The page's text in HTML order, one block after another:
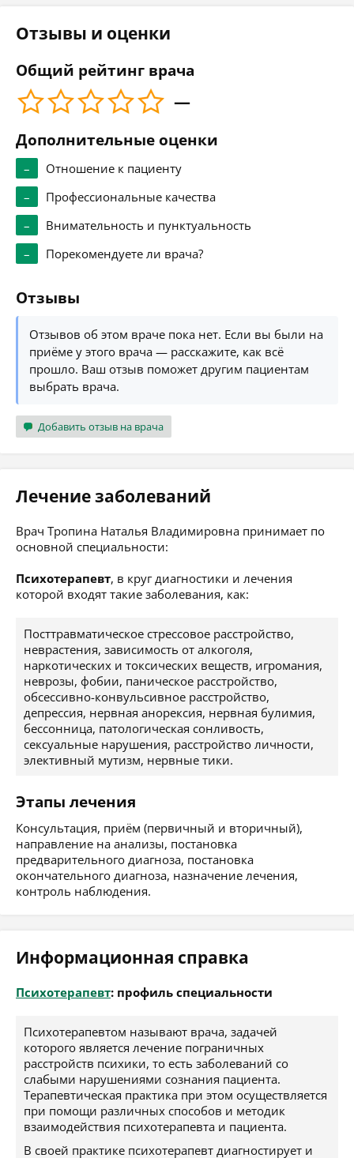
Отзывы и оценки
Общий рейтинг врача
—
Дополнительные оценки
–
Отношение к пациенту
–
Профессиональные качества
–
Внимательность и пунктуальность
–
Порекомендуете ли врача?
Отзывы
Отзывов об этом враче пока нет. Если вы были на
приёме у этого врача — расскажите, как всё
прошло. Ваш отзыв поможет другим пациентам
выбрать врача.
Добавить отзыв на врача
Лечение заболеваний
Врач Тропина Наталья Владимировна принимает по
основной специальности:
Психотерапевт, в круг диагностики и лечения
которой входят такие заболевания, как:
Посттравматическое стрессовое расстройство,
неврастения, зависимость от алкоголя,
наркотических и токсических веществ, игромания,
неврозы, фобии, паническое расстройство,
обсессивно-конвульсивное расстройство,
депрессия, нервная анорексия, нервная булимия,
бессонница, патологическая сонливость,
сексуальные нарушения, расстройство личности,
элективный мутизм, нервные тики.
Этапы лечения
Консультация, приём (первичный и вторичный),
направление на анализы, постановка
предварительного диагноза, постановка
окончательного диагноза, назначение лечения,
контроль наблюдения.
Информационная справка
Психотерапевт: профиль специальности
Психотерапевтом называют врача, задачей
которого является лечение пограничных
расстройств психики, то есть заболеваний со
слабыми нарушениями сознания пациента.
Терапевтическая практика при этом осуществляется
при помощи различных способов и методик
взаимодействия психотерапевта и пациента.
В своей практике психотерапевт диагностирует и